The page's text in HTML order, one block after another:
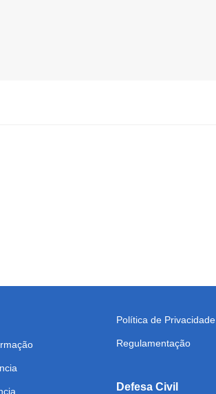
Política de Privacidade
Regulamentação
Defesa Civil